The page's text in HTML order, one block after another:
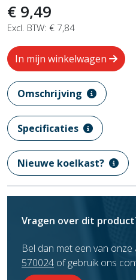
€ 9,49
Excl. BTW: € 7,84
In mijn winkelwagen
Omschrijving
Specificaties
Nieuwe koelkast?
Vragen over dit
Bel dan met een van onze
570024 of gebruik ons